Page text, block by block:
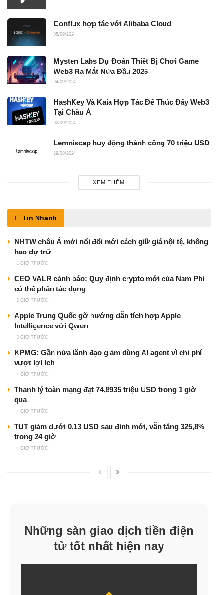
Conflux hợp tác với Alibaba Cloud
05/09/2024
Mysten Labs Dự Đoán Thiết Bị Chơi Game
Web3 Ra Mắt Nửa Đầu 2025
04/09/2024
HashKey Và Kaia Hợp Tác Để Thúc Đẩy Web3
Tại Châu Á
02/09/2024
Lemniscap huy động thành công 70 triệu USD
29/08/2024
XEM THÊM
Tin Nhanh
NHTW châu Á mới nổi đổi mới cách giữ giá nội tệ, không
hao dự trữ
1 GIỜ TRƯỚC
CEO VALR cảnh báo: Quy định crypto mới của Nam Phi
có thể phản tác dụng
2 GIỜ TRƯỚC
Apple Trung Quốc gỡ hướng dẫn tích hợp Apple
Intelligence với Qwen
3 GIỜ TRƯỚC
KPMG: Gần nửa lãnh đạo giảm dùng AI agent vì chi phí
vượt lợi ích
4 GIỜ TRƯỚC
Thanh lý toàn mạng đạt 74,8935 triệu USD trong 1 giờ
qua
4 GIỜ TRƯỚC
TUT giảm dưới 0,13 USD sau đỉnh mới, vẫn tăng 325,8%
trong 24 giờ
4 GIỜ TRƯỚC
Những sàn giao dịch tiền điện
tử tốt nhất hiện nay